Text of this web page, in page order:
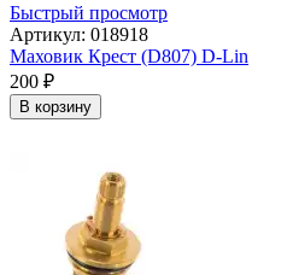
Быстрый просмотр
Артикул: 018918
Маховик Крест (D807) D-Lin
200 ₽
В корзину